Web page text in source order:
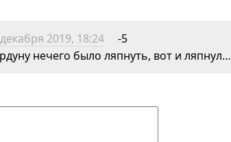
2019, 18:24
-5
нечего было ляпнуть, вот и ляпнул…